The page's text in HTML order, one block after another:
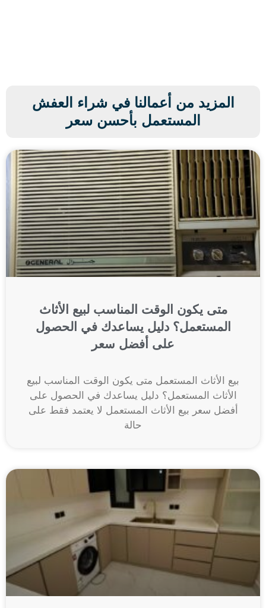
المزيد من أعمالنا في شراء العفش
المستعمل بأحسن سعر
متى يكون الوقت المناسب لبيع الأثاث
المستعمل؟ دليل يساعدك في الحصول
على أفضل سعر
بيع الأثاث المستعمل متى يكون الوقت المناسب لبيع
الأثاث المستعمل؟ دليل يساعدك في الحصول على
أفضل سعر بيع الأثاث المستعمل لا يعتمد فقط على
حالة